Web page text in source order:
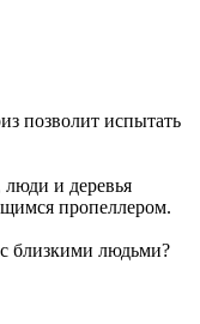
позволит испытать
люди и деревья
пропеллером.
близкими людьми?